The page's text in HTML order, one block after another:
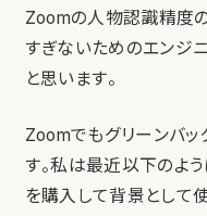
Zoomの人物認識精度
すぎないためのエンジ
と思います。
Zoomでもグリーンバッ
す。私は最近以下のよ
を購入して背景として